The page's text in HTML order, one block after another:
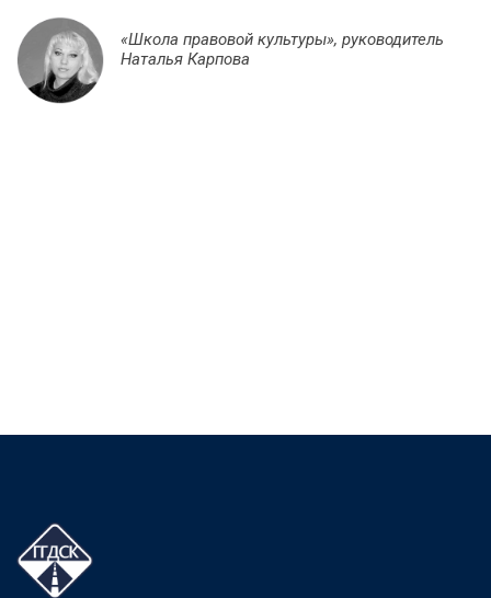
«Школа правовой культуры», руководитель
Наталья Карпова